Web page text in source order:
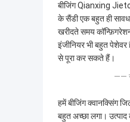
बीजिंग Qianxing
के सैंडी एक बहुत ही
खरीदते समय
इंजीनियर भी बहुत पेशेवर
से पूरा कर सकते हैं।
——
हमें बीजिंग क्वानक्सिंग
बहुत अच्छा लगा। उत्पाद